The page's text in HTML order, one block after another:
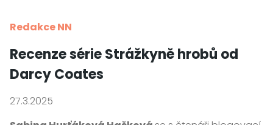
Redakce NN
Recenze série Strážkyně hrobů od
Darcy Coates
27.3.2025